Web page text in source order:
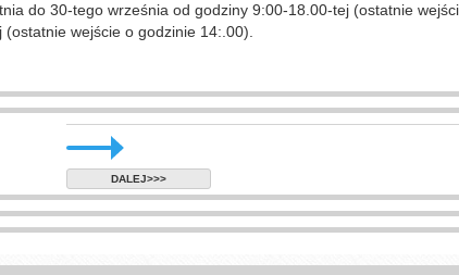
do 30-tego września od godziny 9:00-18.00-tej (ostatnie
wejście o godzinie 14:.00).
DALEJ>>>